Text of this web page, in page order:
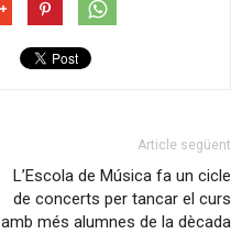
Article següent
L’Escola de Música fa un cicle
de concerts per tancar el curs
amb més alumnes de la dècada